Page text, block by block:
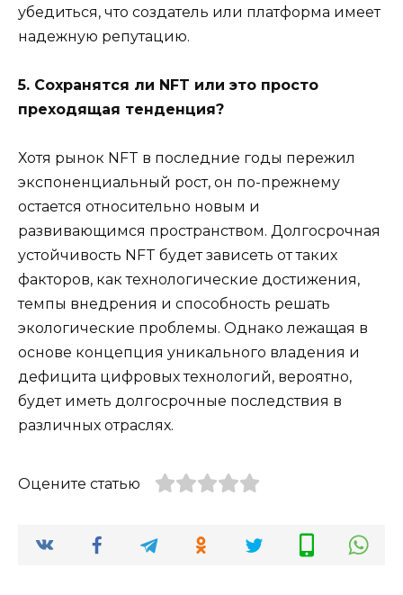
убедиться, что создатель или платформа имеет
надежную репутацию.
5. Сохранятся ли NFT или это просто
преходящая тенденция?
Хотя рынок NFT в последние годы пережил
экспоненциальный рост, он по-прежнему
остается относительно новым и
развивающимся пространством. Долгосрочная
устойчивость NFT будет зависеть от таких
факторов, как технологические достижения,
темпы внедрения и способность решать
экологические проблемы. Однако лежащая в
основе концепция уникального владения и
дефицита цифровых технологий, вероятно,
будет иметь долгосрочные последствия в
различных отраслях.
Оцените статью